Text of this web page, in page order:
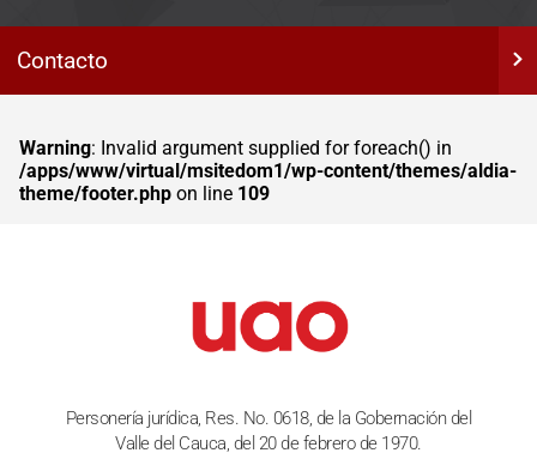
Contacto
Warning: Invalid argument supplied for foreach() in
/apps/www/virtual/msitedom1/wp-content/themes/aldia-
theme/footer.php on line 109
Personería jurídica, Res. No. 0618, de la Gobernación del
Valle del Cauca, del 20 de febrero de 1970.